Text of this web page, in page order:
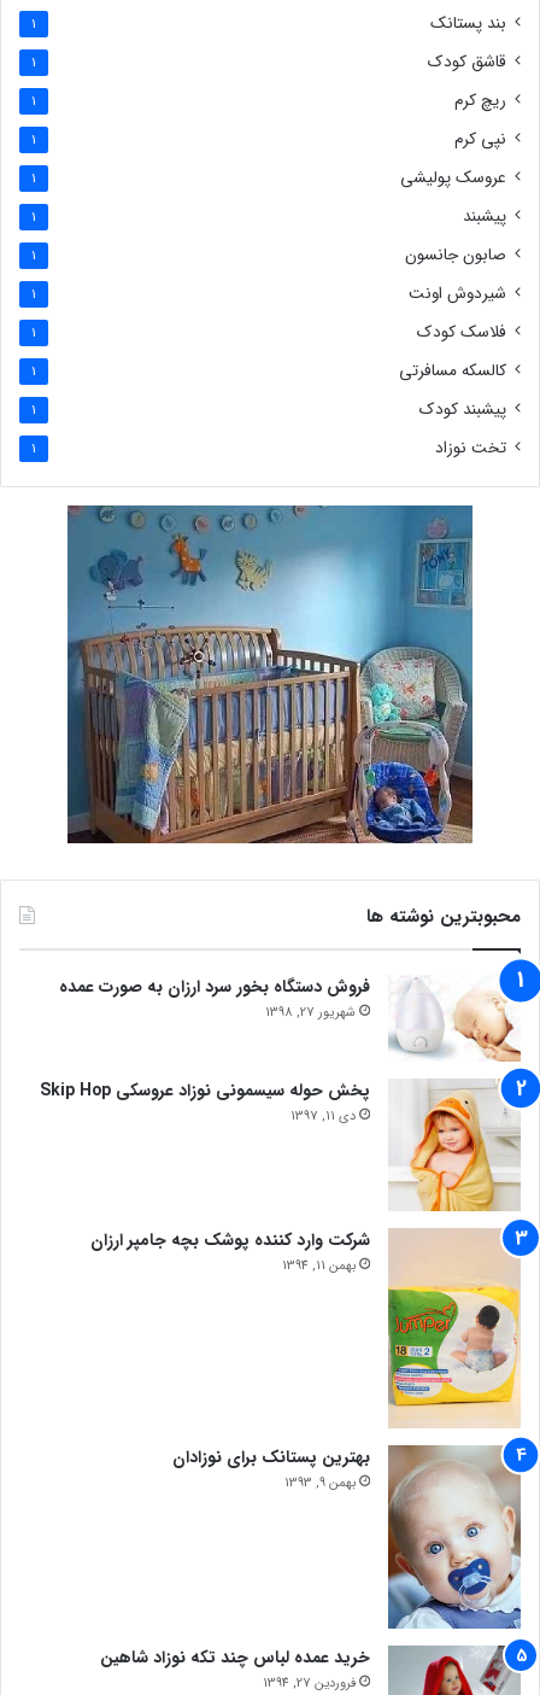
بند پستانک 1
قاشق کودک 1
ریچ کرم 1
نپی کرم 1
عروسک پولیشی 1
پیشبند 1
صابون جانسون 1
شیردوش اونت 1
فلاسک کودک 1
کالسکه مسافرتی 1
پیشبند کودک 1
تخت نوزاد 1
محبوبترین نوشته ها
فروش دستگاه بخور سرد ارزان به صورت عمده
شهریور 27, 1398
پخش حوله سیسمونی نوزاد عروسکی Skip Hop
دی 11, 1397
شرکت وارد کننده پوشک بچه جامپر ارزان
بهمن 11, 1394
بهترین پستانک برای نوزادان
بهمن 9, 1393
خرید عمده لباس چند تکه نوزاد شاهین
فروردین 27, 1394